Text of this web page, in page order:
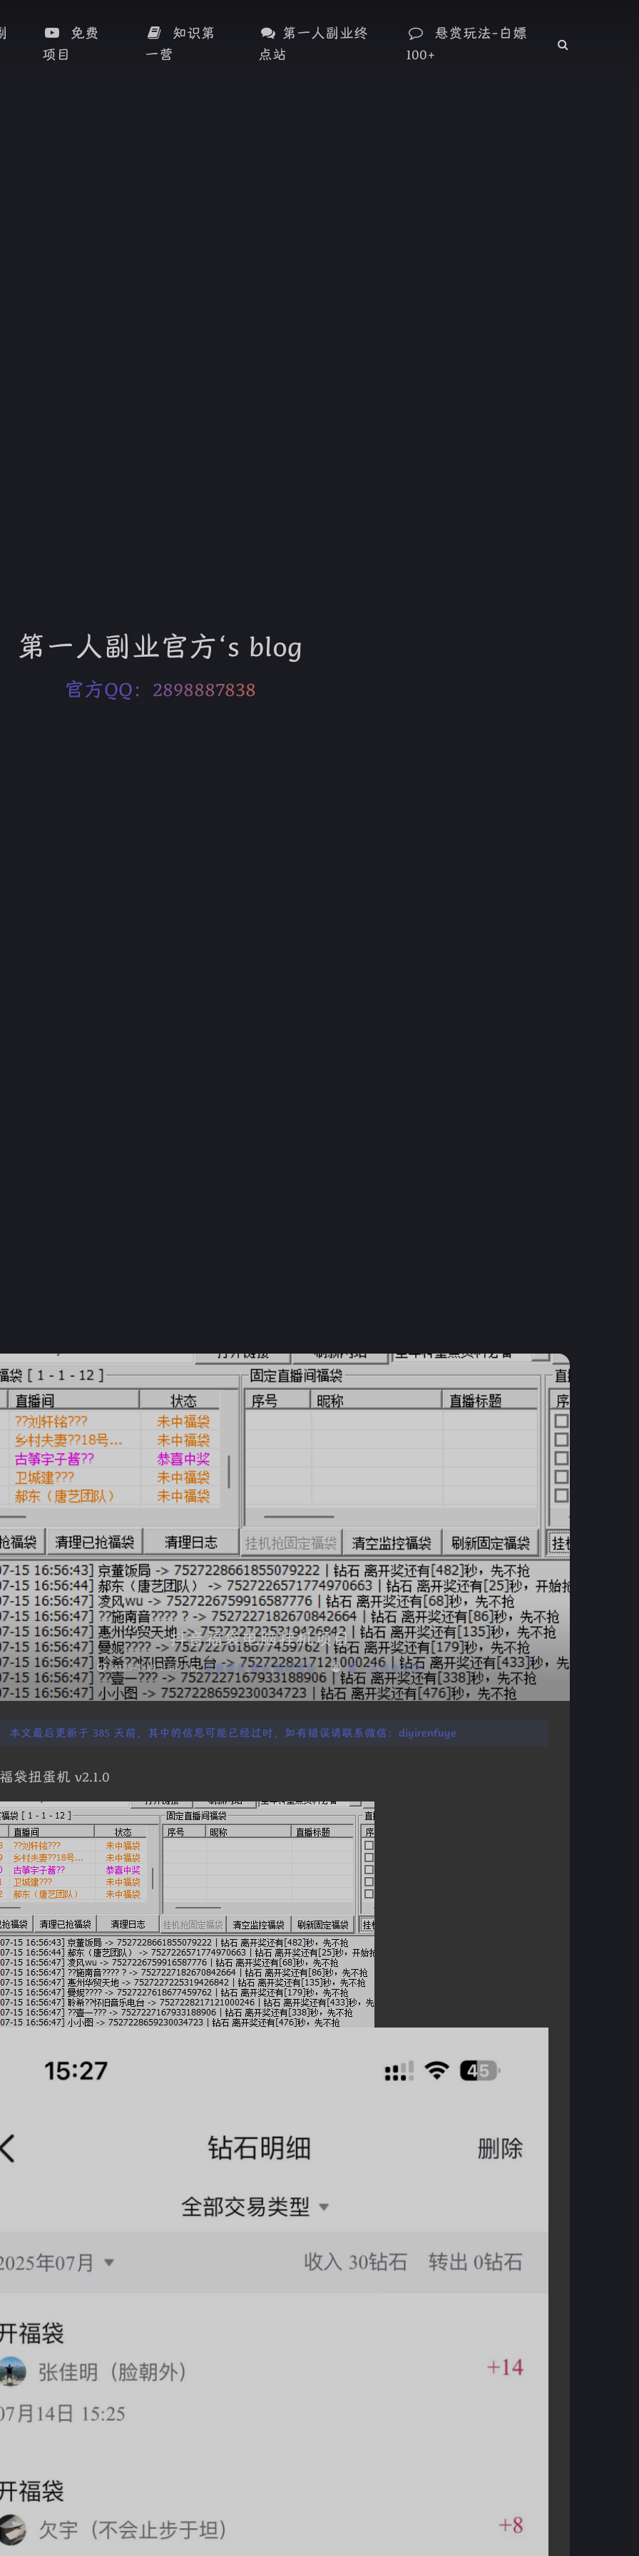
免费
项目
知识第
一营
第一人副业终
点站
悬赏玩法-白嫖
100+
第一人副业官方‘s blog
官方QQ：2898887838
抖音福袋电脑挂机项目
2025-7-19 1:56 | 免费项目,副业,限时活动 | 第一人副业官方
本文最后更新于 385 天前，其中的信息可能已经过时，如有错误请联系微信：diyirenfuye
袋扭蛋机 v2.1.0